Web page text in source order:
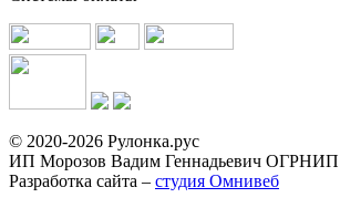
© 2020-2026 Рулонка.рус
ИП Морозов Вадим Геннадьевич ОГРНИП
Разработка сайта – студия Омнивеб